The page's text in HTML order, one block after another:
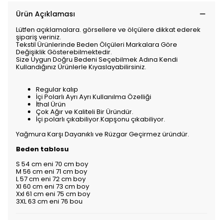
Ürün Açıklaması
Lütfen açıklamalara. görsellere ve ölçülere dikkat ederek
şipariş veriniz.
Tekstil Ürünlerinde Beden Ölçüleri Markalara Göre
Değişiklik Gösterebilmektedir.
Size Uygun Doğru Bedeni Seçebilmek Adına Kendi
Kullandığınız Ürünlerle Kıyaslayabilirsiniz.
Regular kalıp
İçi Polarlı Ayrı Ayrı Kullanılma Özelliği
İthal Ürün
Çok Ağır ve Kaliteli Bir Üründür.
İçi polarlı çıkabiliyor.Kapşonu çıkabiliyor.
Yağmura Karşı Dayanıklı ve Rüzgar Geçirmez üründür.
Beden tablosu
S 54 cm eni 70 cm boy
M 56 cm eni 71 cm boy
L 57 cm eni 72 cm boy
Xl 60 cm eni 73 cm boy
Xxl 61 cm eni 75 cm boy
3XL 63 cm eni 76 bou